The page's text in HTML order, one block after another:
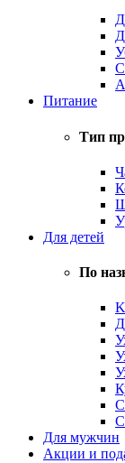
Питание
Тип
Для детей
По
Для мужчин
Акции и